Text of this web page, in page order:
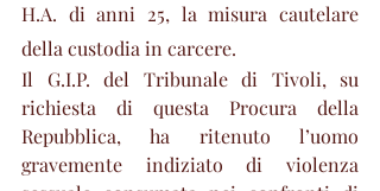
H.A. di anni 25, la misura cautelare
della custodia in carcere.
Il G.I.P. del Tribunale di Tivoli, su
richiesta di questa Procura della
Repubblica, ha ritenuto l’uomo
gravemente indiziato di violenza